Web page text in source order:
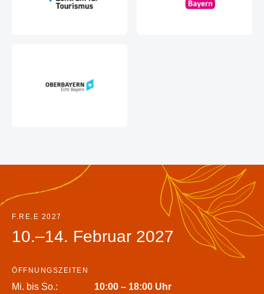
F.RE.E 2027
10.–14. Februar 2027
ÖFFNUNGSZEITEN
Mi. bis So.: 10:00 – 18:00 Uhr